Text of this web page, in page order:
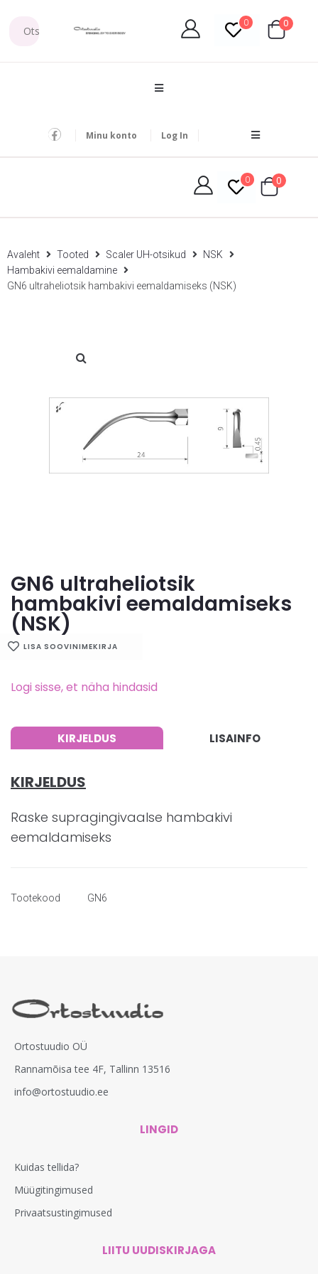
0 0
Minu konto Log In
0 0
Avaleht Tooted Scaler UH-otsikud
NSK
Hambakivi eemaldamine
GN6 ultraheliotsik hambakivi eemaldamiseks (NSK)
GN6 ultraheliotsik
hambakivi eemaldamiseks
(NSK)
LISA SOOVINIMEKIRJA
Logi sisse, et näha hindasid
KIRJELDUS LISAINFO
KIRJELDUS
Raske supragingivaalse hambakivi
eemaldamiseks
Tootekood GN6
Ortostuudio OÜ
Rannamõisa tee 4F, Tallinn 13516
info@ortostuudio.ee
LINGID
Kuidas tellida?
Müügitingimused
Privaatsustingimused
LIITU UUDISKIRJAGA